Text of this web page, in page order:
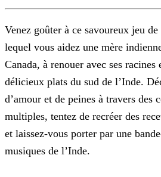
Venez goûter à ce savoureux jeu
lequel vous aidez une mère
Canada, à renouer avec ses racines
délicieux plats du sud de l’Inde.
d’amour et de peines à travers des
multiples, tentez de recréer des
et laissez-vous porter par une
musiques de l’Inde.